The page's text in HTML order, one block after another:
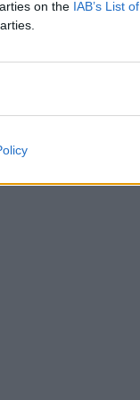
on the IAB’s List of
sau